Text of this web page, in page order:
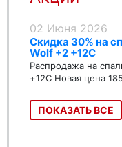
02 Июня 2026
Скидка 30% на
Wolf +2 +12C
Распродажа на
+12C Новая цена
ПОКАЗАТЬ ВСЕ